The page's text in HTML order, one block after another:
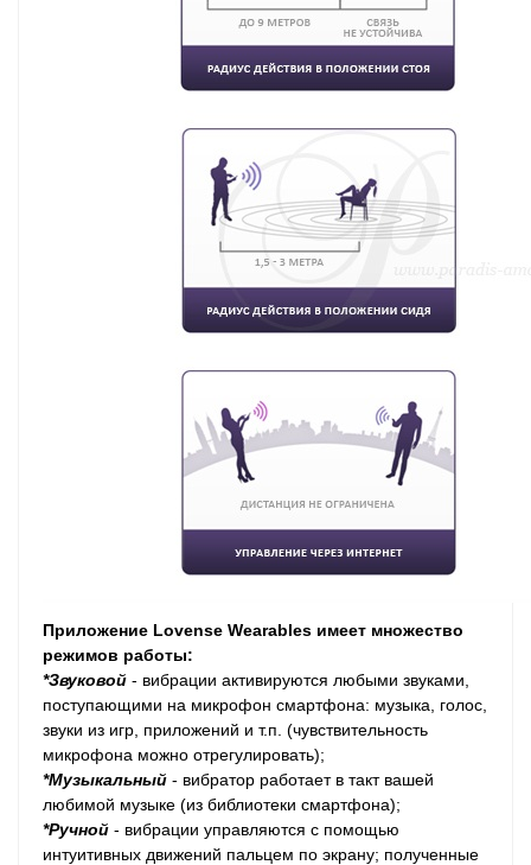
Приложение Lovense Wearables имеет множество
режимов работы:
*Звуковой - вибрации активируются любыми звуками,
поступающими на микрофон смартфона: музыка, голос,
звуки из игр, приложений и т.п. (чувствительность
микрофона можно отрегулировать);
*Музыкальный - вибратор работает в такт вашей
любимой музыке (из библиотеки смартфона);
*Ручной - вибрации управляются с помощью
интуитивных движений пальцем по экрану; полученные